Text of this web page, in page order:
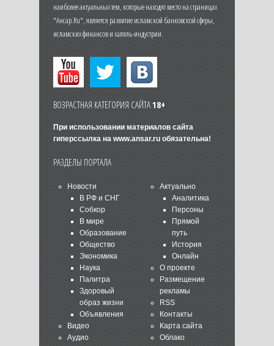
наиболее актуальных тем, которые находят место на страницах
"Ансар.Ru", является развитие исламской банковской сферы,
исламских финансов и халяль-индустрии.
ВОЗРАСТНАЯ КАТЕГОРИЯ САЙТА18+
При использовании материалов сайта
гиперссылка на www.ansar.ruобязательна!
РАЗДЕЛЫ ПОРТАЛА
Новости
В РФ и СНГ
Собкор
В мире
Образование
Общество
Экономика
Наука
Палитра
Здоровый
образ жизни
Объявления
Видео
Аудио
Актуально
Аналитика
Персоны
Прямой
путь
История
Онлайн
О проекте
Размещение
рекламы
RSS
Контакты
Карта сайта
Облако